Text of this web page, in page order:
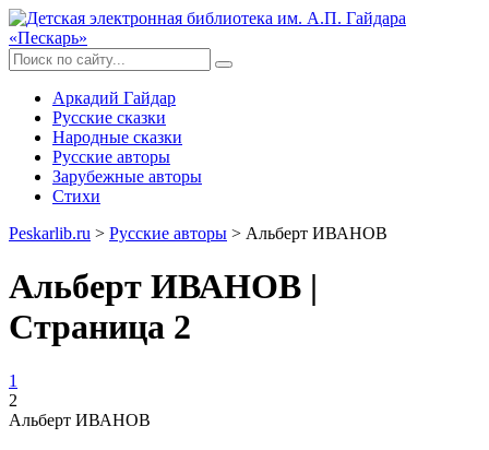
Аркадий Гайдар
Русские сказки
Народные сказки
Русские авторы
Зарубежные авторы
Стихи
Peskarlib.ru > Русские авторы > Альберт ИВАНОВ
Альберт ИВАНОВ |
Страница 2
1
2
Альберт ИВАНОВ